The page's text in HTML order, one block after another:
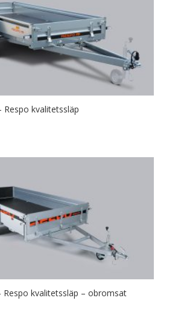
Respo kvalitetssläp
Respo kvalitetssläp – obromsat